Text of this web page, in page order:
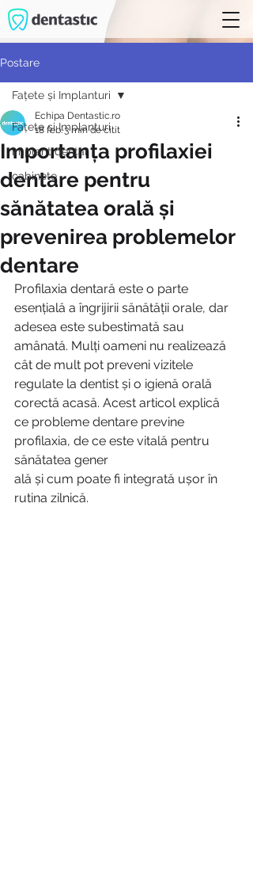
Postare
Fațete și Implanturi
implant dentar
cabinete
Fațete și Implanturi
Importanța profilaxiei
dentare pentru
sănătatea orală și
prevenirea problemelor
dentare
Echipa Dentastic.ro
18 feb.3 min de citit
Profilaxia dentară este o parte
esențială a îngrijirii sănătății orale, dar
adesea este subestimată sau
amânată. Mulți oameni nu realizează
cât de mult pot preveni vizitele
regulate la dentist și o igienă orală
corectă acasă. Acest articol explică
ce probleme dentare previne
profilaxia, de ce este vitală pentru
sănătatea gener
ală și cum poate fi integrată ușor în
rutina zilnică.